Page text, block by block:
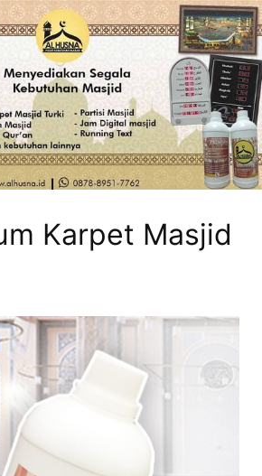
Karpet Masjid